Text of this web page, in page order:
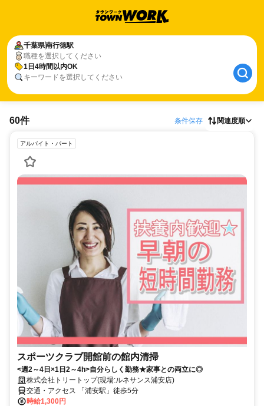
千葉県南行徳駅
職種を選択してください
1日4時間以内OK
キーワードを選択してください
60件 条件保存 関連度順
アルバイト・パート
スポーツクラブ開館前の館内清掃
<週2～4日×1日2～4h>自分らしく勤務★家事との両立に◎
株式会社トリートップ(現場:ルネサンス浦安店)
交通・アクセス 「浦安駅」徒歩5分
時給1,300円